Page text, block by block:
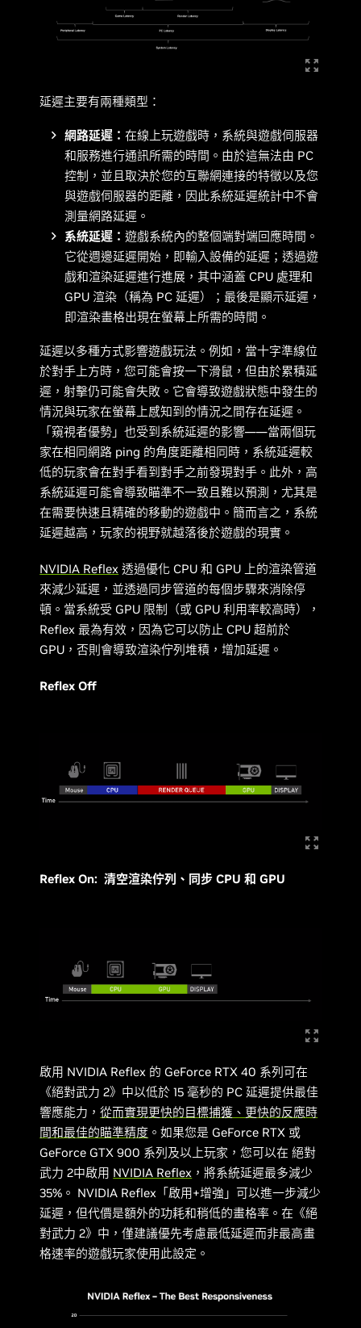
延遲主要有兩種類型：
網路延遲：在線上玩遊戲時，系統與遊戲伺服器
和服務進行通訊所需的時間。由於這無法由 PC
控制，並且取決於您的互聯網連接的特徵以及您
與遊戲伺服器的距離，因此系統延遲統計中不會
測量網路延遲。
系統延遲：遊戲系統內的整個端對端回應時間。
它從週邊延遲開始，即輸入設備的延遲；透過遊
戲和渲染延遲進行進展，其中涵蓋 CPU 處理和
GPU 渲染（稱為 PC 延遲）；最後是顯示延遲，
即渲染畫格出現在螢幕上所需的時間。
延遲以多種方式影響遊戲玩法。例如，當十字準線位
於對手上方時，您可能會按一下滑鼠，但由於累積延
遲，射擊仍可能會失敗。它會導致遊戲狀態中發生的
情況與玩家在螢幕上感知到的情況之間存在延遲。
「窺視者優勢」也受到系統延遲的影響——當兩個玩
家在相同網路 ping 的角度距離相同時，系統延遲較
低的玩家會在對手看到對手之前發現對手。此外，高
系統延遲可能會導致瞄準不一致且難以預測，尤其是
在需要快速且精確的移動的遊戲中。簡而言之，系統
延遲越高，玩家的視野就越落後於遊戲的現實。
NVIDIA Reflex 透過優化 CPU 和 GPU 上的渲染管道
來減少延遲，並透過同步管道的每個步驟來消除停
頓。當系統受 GPU 限制（或 GPU 利用率較高時），
Reflex 最為有效，因為它可以防止 CPU 超前於
GPU，否則會導致渲染佇列堆積，增加延遲。
Reflex Off
Reflex On: 清空渲染佇列、同步 CPU 和 GPU
啟用 NVIDIA Reflex 的 GeForce RTX 40 系列可在
《絕對武力 2》中以低於 15 毫秒的 PC 延遲提供最佳
響應能力，從而實現更快的目標捕獲、更快的反應時
間和最佳的瞄準精度 。如果您是 GeForce RTX 或
GeForce GTX 900 系列及以上玩家，您可以在 絕對
武力 2中啟用 NVIDIA Reflex ，將系統延遲最多減少
35%。 NVIDIA Reflex「啟用+增強」可以進一步減少
延遲，但代價是額外的功耗和稍低的畫格率。在《絕
對武力 2》中，僅建議優先考慮最低延遲而非最高畫
格速率的遊戲玩家使用此設定。